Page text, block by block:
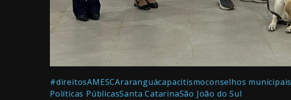
#direitosAMESCAraranguácapacitismoconselhos municipais
Políticas PúblicasSanta CatarinaSão João do Sul